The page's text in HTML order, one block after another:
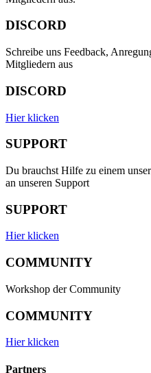
DISCORD
Schreibe uns Feedback,
Mitgliedern aus
DISCORD
Hier klicken
SUPPORT
Du brauchst Hilfe zu einem
an unseren Support
SUPPORT
Hier klicken
COMMUNITY
Workshop der Community
COMMUNITY
Hier klicken
Partners